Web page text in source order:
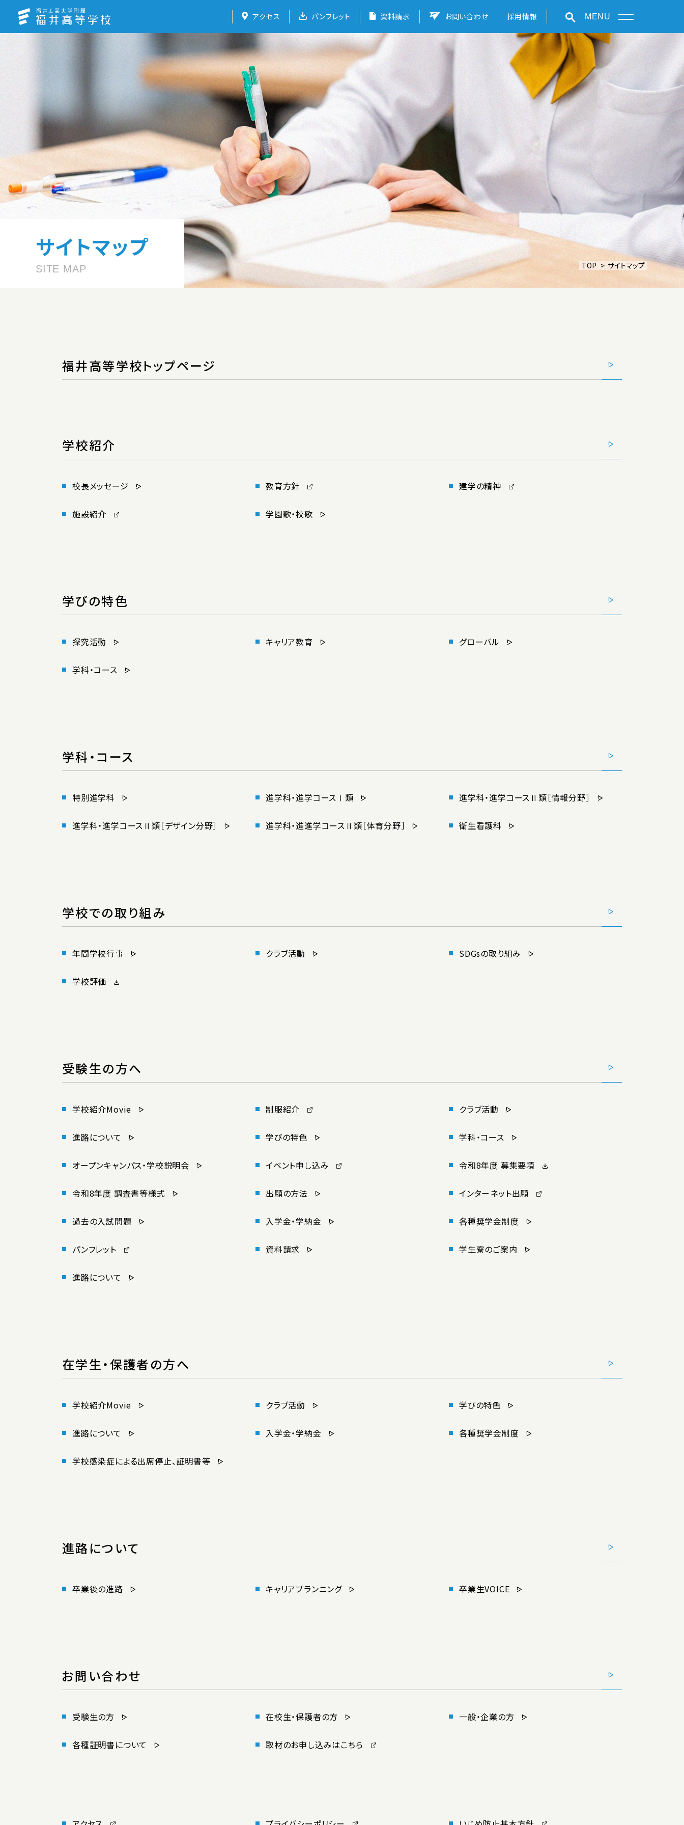
アクセス パンフレット 資料請求 お問い合わせ 採用情報 MENU
福井高等学校
学校紹介
学びの特色
学校での取り組み
クラブ活動
受験生の方へ
在学生・保護者の方へ
パンフレット
お知らせ
福井中高ポータルサイト
施設紹介
サイトマップ
SITE MAP TOP サイトマップ
福井高等学校トップページ
学校紹介
校長メッセージ 教育方針 建学の精神
施設紹介 学園歌・校歌
学びの特色
探究活動 キャリア教育 グローバル
学科・コース
学科・コース
特別進学科 進学科・進学コースⅠ類 進学科・進学コースⅡ類［情報分野］
進学科・進学コースⅡ類［デザイン分野］ 進学科・進進学コースⅡ類［体育分野］ 衛生看護科
学校での取り組み
年間学校行事 クラブ活動 SDGsの取り組み
学校評価
受験生の方へ
学校紹介Movie 制服紹介 クラブ活動
進路について 学びの特色 学科・コース
オープンキャンパス・学校説明会 イベント申し込み 令和8年度 募集要項
令和8年度 調査書等様式 出願の方法 インターネット出願
過去の入試問題 入学金・学納金 各種奨学金制度
パンフレット 資料請求 学生寮のご案内
進路について
在学生・保護者の方へ
学校紹介Movie クラブ活動 学びの特色
進路について 入学金・学納金 各種奨学金制度
学校感染症による出席停止、証明書等
進路について
卒業後の進路 キャリアプランニング 卒業生VOICE
お問い合わせ
受験生の方 在校生・保護者の方 一般・企業の方
各種証明書について 取材のお申し込みはこちら